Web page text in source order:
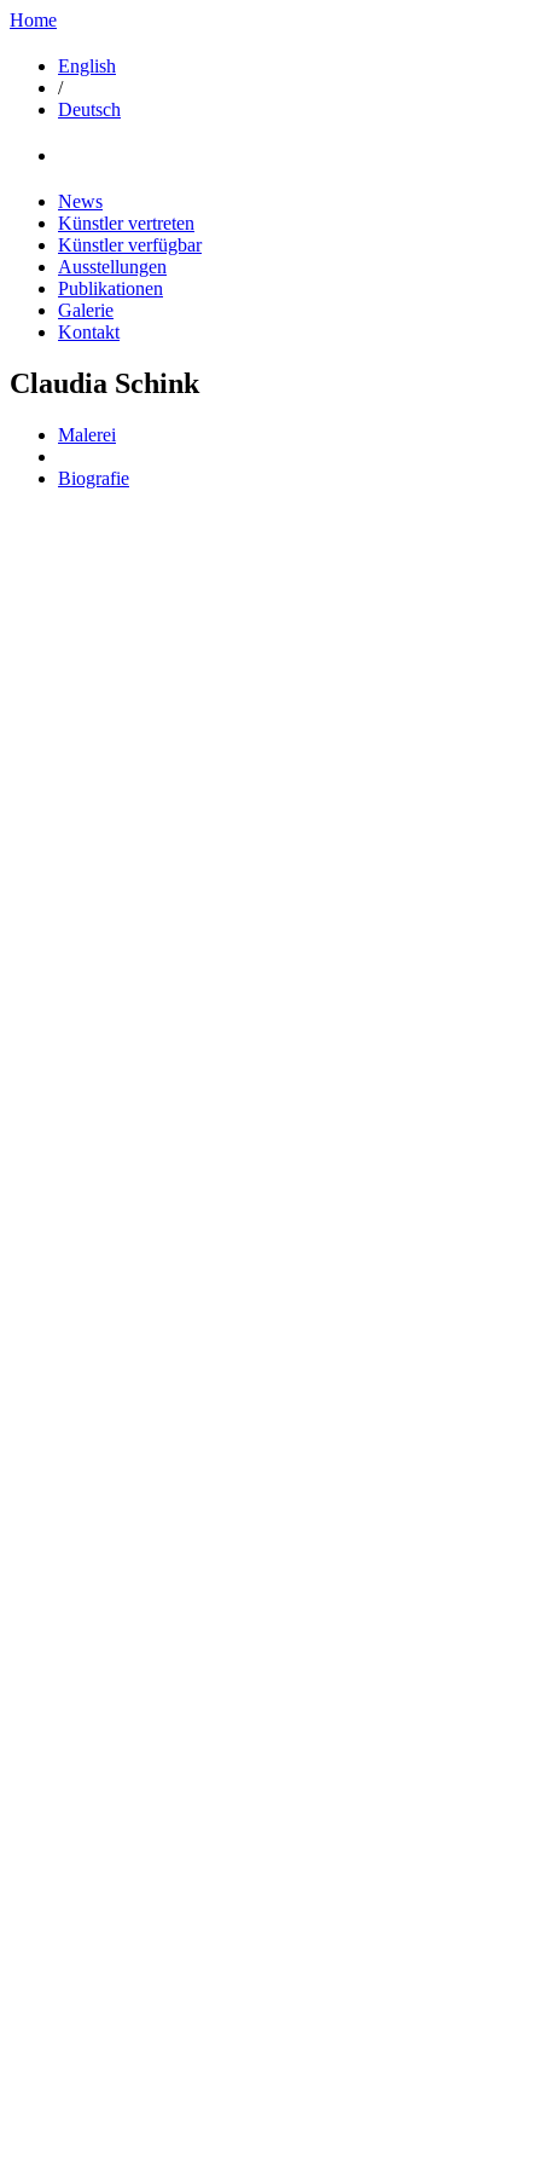
Home
English
/
Deutsch
News
Künstler vertreten
Künstler verfügbar
Ausstellungen
Publikationen
Galerie
Kontakt
Claudia Schink
Malerei
Biografie